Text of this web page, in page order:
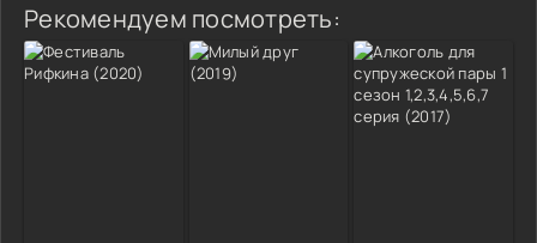
Рекомендуем посмотреть: